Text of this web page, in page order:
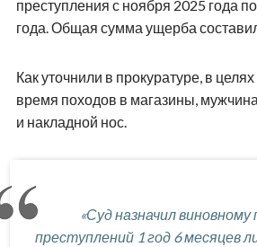
преступления с ноября 2025 года
года. Общая сумма ущерба
Как уточнили в прокуратуре, в
время походов в магазины,
и накладной нос.
«Суд назначил
преступлений 1 год 6 месяцев